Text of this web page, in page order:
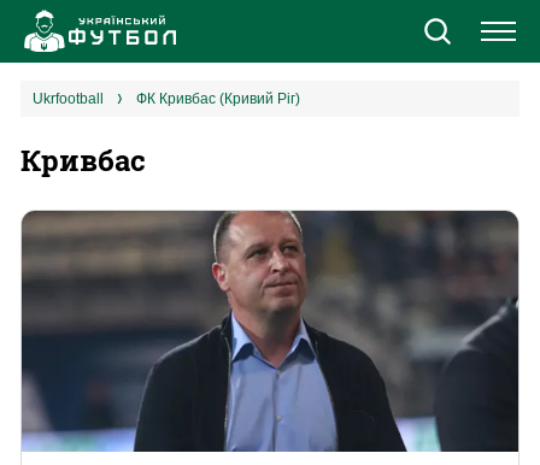
Новини
Єврокубки
УПЛ
1 ліга
2 ліга
ukrfootball ФК Кривбас (Кривий Ріг)
Кривбас